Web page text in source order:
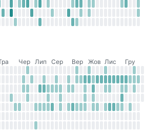
Чер Лип Сер Вер Жов Лис
Гру